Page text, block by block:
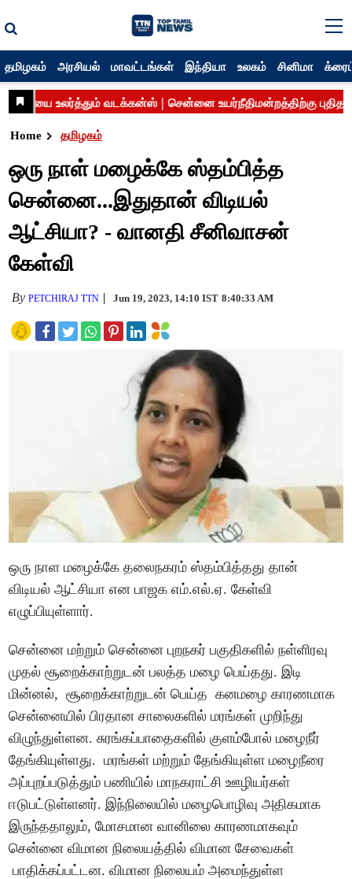
தமிழகம் அரசியல் மாவட்டங்கள் இந்தியா உலகம் சினிமா
Home தமிழகம்
ஒரு நாள் மழைக்கே ஸ்தம்பித்த
சென்னை...இதுதான் விடியல்
ஆட்சியா? - வானதி சீனிவாசன்
கேள்வி
ByPETCHIRAJ TTN Jun 19, 2023, 14:10 IST 8:40:33 AM
ஒரு நாள மழைக்கே தலைநகரம் ஸ்தம்பித்தது தான்
விடியல் ஆட்சியா என பாஜக எம்.எல்.ஏ. கேள்வி
எழுப்பியுள்ளார்.
சென்னை மற்றும் சென்னை புறநகர் பகுதிகளில் நள்ளிரவு
முதல் சூறைக்காற்றுடன் பலத்த மழை பெய்தது. இடி
மின்னல், சூறைக்காற்றுடன் பெய்த கனமழை காரணமாக
சென்னையில் பிரதான சாலைகளில் மரங்கள் முறிந்து
விழுந்துள்ளன. சுரங்கப்பாதைகளில் குளம்போல் மழைநீர்
தேங்கியுள்ளது. மரங்கள் மற்றும் தேங்கியுள்ள மழைநீரை
அப்புறப்படுத்தும் பணியில் மாநகராட்சி ஊழியர்கள்
ஈடுபட்டுள்ளனர். இந்நிலையில் மழைபொழிவு அதிகமாக
இருந்ததாலும், மோசமான வானிலை காரணமாகவும்
சென்னை விமான நிலையத்தில் விமான சேவைகள்
பாதிக்கப்பட்டன. விமான நிலையம் அமைந்துள்ள